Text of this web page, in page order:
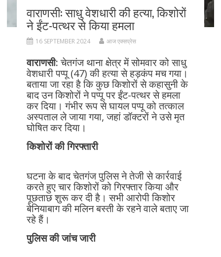
वाराणसी: साधु वेशधारी की हत्या, किशोरों
ने ईंट-पत्थर से किया हमला
16 SEPTEMBER 2024 आज एक्सप्रेस
वाराणसी:चेतगंज थाना क्षेत्र में सोमवार को साधु
वेशधारी पप्पू (47) की हत्या से हड़कंप मच गया।
बताया जा रहा है कि कुछ किशोरों से कहासुनी के
बाद उन किशोरों ने पप्पू पर ईंट-पत्थर से हमला
कर दिया। गंभीर रूप से घायल पप्पू को तत्काल
अस्पताल ले जाया गया, जहां डॉक्टरों ने उसे मृत
घोषित कर दिया।
किशोरों की गिरफ्तारी
घटना के बाद चेतगंज पुलिस ने तेजी से कार्रवाई
करते हुए चार किशोरों को गिरफ्तार किया और
पूछताछ शुरू कर दी है। सभी आरोपी किशोर
बेनियाबाग की मलिन बस्ती के रहने वाले बताए जा
रहे हैं।
पुलिस की जांच जारी